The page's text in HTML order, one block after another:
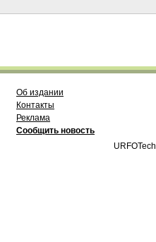
Об издании
Контакты
Реклама
Сообщить новость